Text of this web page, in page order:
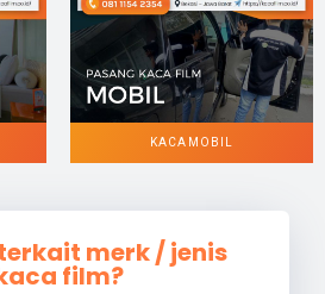
KACA MOBIL
merk / jenis
film?